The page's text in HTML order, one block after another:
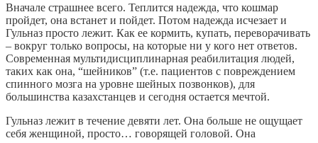
Вначале страшнее всего. Теплится надежда, что кошмар
пройдет, она встанет и пойдет. Потом надежда исчезает и
Гульназ просто лежит. Как ее кормить, купать, переворачивать
– вокруг только вопросы, на которые ни у кого нет ответов.
Современная мультидисциплинарная реабилитация людей,
таких как она, “шейников” (т.е. пациентов с повреждением
спинного мозга на уровне шейных позвонков), для
большинства казахстанцев и сегодня остается мечтой.
Гульназ лежит в течение девяти лет. Она больше не ощущает
себя женщиной, просто… говорящей головой. Она